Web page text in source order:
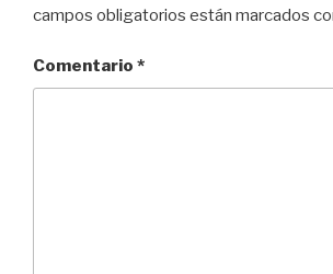
campos obligatorios están marcados
Comentario *